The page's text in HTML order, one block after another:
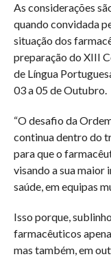
As considerações
quando convidada
situação dos
preparação do XIII
de Língua
03 a 05 de Outubro.
“O desafio da
continua dentro do
para que o
visando a sua maior
saúde, em equipas
Isso porque,
farmacêuticos
mas também, em